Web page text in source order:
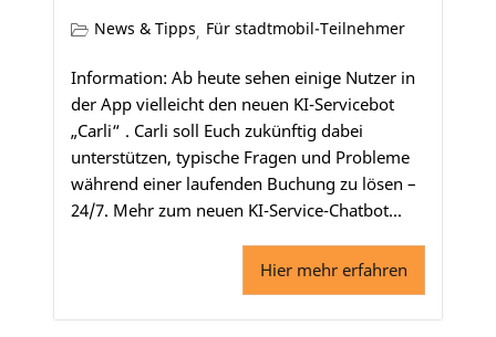
News & Tipps, Für stadtmobil-Teilnehmer
Information: Ab heute sehen einige Nutzer in
der App vielleicht den neuen KI-Servicebot
„Carli“ . Carli soll Euch zukünftig dabei
unterstützen, typische Fragen und Probleme
während einer laufenden Buchung zu lösen –
24/7. Mehr zum neuen KI-Service-Chatbot...
Hier mehr erfahren